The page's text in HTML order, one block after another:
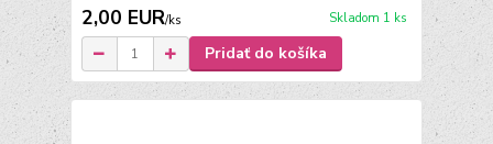
2,00 EUR/ks Skladom 1 ks
Pridať do košíka